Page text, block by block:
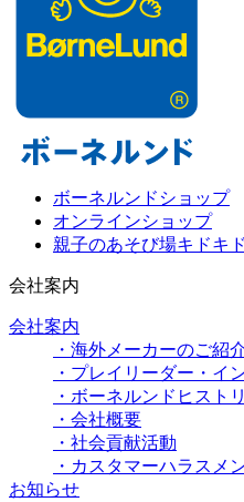
ボーネルンドショップ
オンラインショップ
親子のあそび場キドキド
会社案内
会社案内
・海外メーカーのご紹
・プレイリーダー・イ
・ボーネルンドヒスト
・会社概要
・社会貢献活動
・カスタマーハラスメ
お知らせ